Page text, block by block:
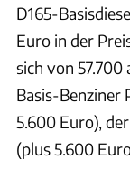
D165-
Euro in der
sich von
Basis-Benziner
5.600 Euro),
(plus 5.600